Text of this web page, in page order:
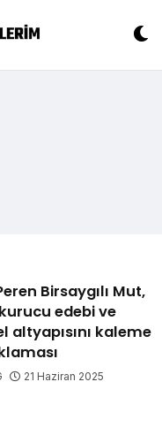
Birsaygılı Mut,
edebi ve
altyapısını kaleme
21 Haziran 2025